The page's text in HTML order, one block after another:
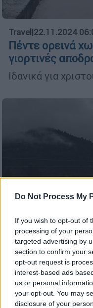
Do Not Process My
If you wish to opt-out of
processing of your
targeted advertising by
section to confirm your
opt-out request is
interest-based ads
us or personal
your opt-out. You may
disclosure of your
Travel |22.11.2024
Πέντε ορεινά
γιορτινές
Ιδανικά για
Οικονομία|
Sold out στους
την περίοδο
εξορμήσεων -